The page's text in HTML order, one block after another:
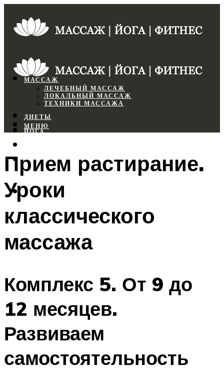
МАССАЖ
ЛЕЧЕБНЫЙ МАССАЖ
ЛОКАЛЬНЫЙ МАССАЖ
ТЕХНИКИ МАССАЖА
ДИЕТЫ
ЙОГА
ФИТНЕС
МЕНЮ
МЕНЮ
Прием растирание.
Уроки
классического
массажа
Комплекс 5. От 9 до
12 месяцев.
Развиваем
самостоятельность